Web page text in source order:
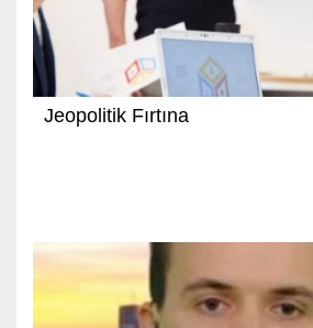
Jeopolitik Fırtına